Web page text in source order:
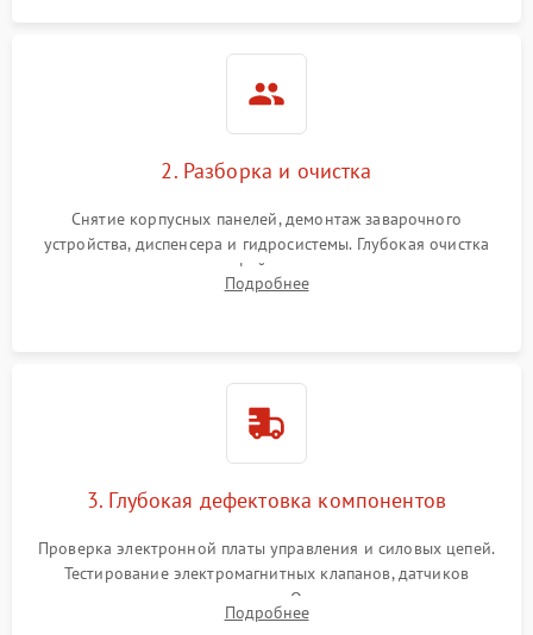
2. Разборка и очистка
Снятие корпусных панелей, демонтаж заварочного
устройства, диспенсера и гидросистемы. Глубокая очистка
внутренних узлов от кофейных масел, жмыха и накипи.
Промывка дренажных каналов и фильтров с использованием
Подробнее
3. Глубокая дефектовка компонентов
Проверка электронной платы управления и силовых цепей.
Тестирование электромагнитных клапанов, датчиков
температуры и расходомера. Оценка степени износа
жерновов кофемолки, уплотнительных колец гидросистемы
Подробнее